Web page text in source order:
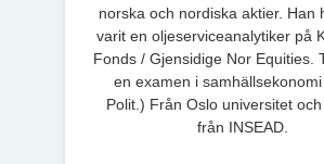
norska och nordiska aktier. Han
varit en oljeserviceanalytiker på
Fonds / Gjensidige Nor Equities.
en examen i samhällsekonomi
Polit.) Från Oslo universitet
från INSEAD.